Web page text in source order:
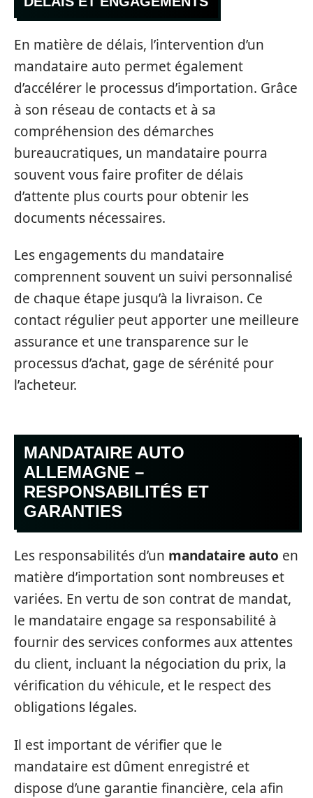
En matière de délais, l’intervention d’un
mandataire auto permet également
d’accélérer le processus d’importation. Grâce
à son réseau de contacts et à sa
compréhension des démarches
bureaucratiques, un mandataire pourra
souvent vous faire profiter de délais
d’attente plus courts pour obtenir les
documents nécessaires.
Les engagements du mandataire
comprennent souvent un suivi personnalisé
de chaque étape jusqu’à la livraison. Ce
contact régulier peut apporter une meilleure
assurance et une transparence sur le
processus d’achat, gage de sérénité pour
l’acheteur.
MANDATAIRE AUTO
ALLEMAGNE –
RESPONSABILITÉS ET
GARANTIES
Les responsabilités d’un mandataire auto en
matière d’importation sont nombreuses et
variées. En vertu de son contrat de mandat,
le mandataire engage sa responsabilité à
fournir des services conformes aux attentes
du client, incluant la négociation du prix, la
vérification du véhicule, et le respect des
obligations légales.
Il est important de vérifier que le
mandataire est dûment enregistré et
dispose d’une garantie financière, cela afin